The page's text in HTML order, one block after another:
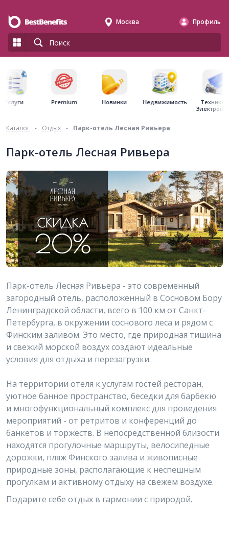
Москва Профиль
Услуги Premium Новинки Недвижимость
Техника
Каталог - Отдых - Парк-отель Лесная Ривьера
Парк-отель Лесная Ривьера
Парк-отель Лесная Ривьера - это современный
загородный отель, расположенный в Сосновом Бору
Ленинградской области, всего в 100 км от Санкт-
Петербурга, в окружении соснового леса и рядом с
Финским заливом. Это место, где природная тишина
и свежий морской воздух создают идеальные
условия для отдыха и перезагрузки.
На территории отеля к услугам гостей ресторан,
уютное банное пространство, беседки для барбекю
и многофункциональный комплекс для проведения
мероприятий - от ретритов и конференций до
банкетов и торжеств. В непосредственной близости
находятся прогулочные маршруты, велосипедные
дорожки, пляж Финского залива и живописные
природные зоны, располагающие к неспешным
прогулкам и активному отдыху на свежем воздухе.
Подарите себе отдых в гармонии с природой.